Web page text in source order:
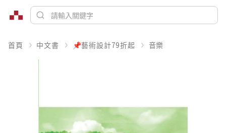
首頁 中文書 📌藝術設計79折起 音樂